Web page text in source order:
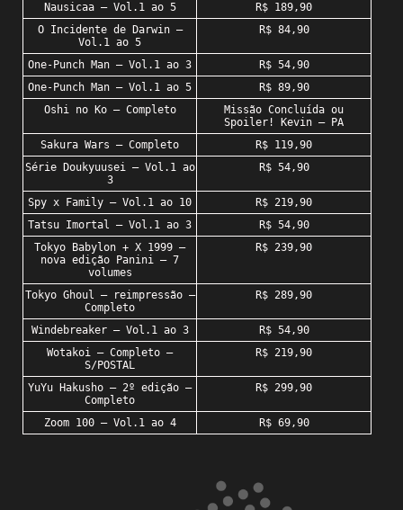
Nausicaa – Vol.1 ao 5
R$ 189,90
O Incidente de Darwin –
Vol.1 ao 5
R$ 84,90
One-Punch Man – Vol.1 ao 3
R$ 54,90
One-Punch Man – Vol.1 ao 5
R$ 89,90
Oshi no Ko – Completo
Missão Concluída ou
Spoiler! Kevin – PA
Sakura Wars – Completo
R$ 119,90
Série Doukyuusei – Vol.1 ao
3
R$ 54,90
Spy x Family – Vol.1 ao 10
R$ 219,90
Tatsu Imortal – Vol.1 ao 3
R$ 54,90
Tokyo Babylon + X 1999 –
nova edição Panini – 7
volumes
R$ 239,90
Tokyo Ghoul – reimpressão –
Completo
R$ 289,90
Windebreaker – Vol.1 ao 3
R$ 54,90
Wotakoi – Completo –
S/POSTAL
R$ 219,90
YuYu Hakusho – 2º edição –
Completo
R$ 299,90
Zoom 100 – Vol.1 ao 4 R$ 69,90